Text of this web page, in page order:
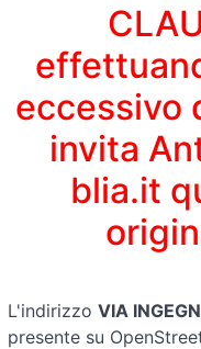
eccessivo
invita
blia.it
L'indirizzo VIA
presente su